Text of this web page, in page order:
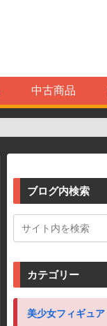
中古商品
ブログ内検索
カテゴリー
美少女フィギュア